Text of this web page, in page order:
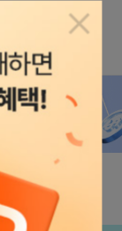
Q&A
팝업닫